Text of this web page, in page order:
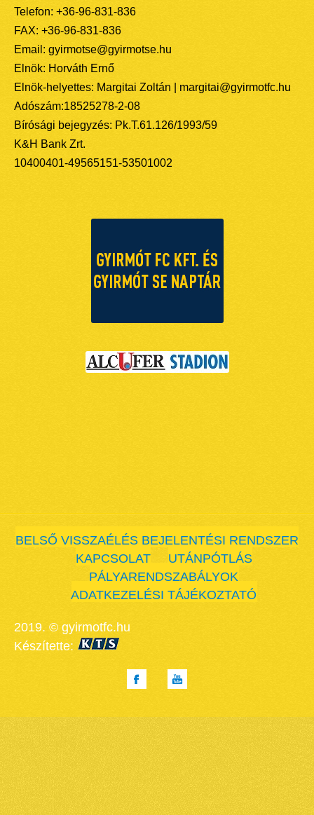
Telefon: +36-96-831-836
FAX: +36-96-831-836
Email: gyirmotse@gyirmotse.hu
Elnök: Horváth Ernő
Elnök-helyettes: Margitai Zoltán | margitai@gyirmotfc.hu
Adószám:18525278-2-08
Bírósági bejegyzés: Pk.T.61.126/1993/59
K&H Bank Zrt.
10400401-49565151-53501002
BELSŐ VISSZAÉLÉS BEJELENTÉSI RENDSZER
KAPCSOLAT
UTÁNPÓTLÁS
PÁLYARENDSZABÁLYOK
ADATKEZELÉSI TÁJÉKOZTATÓ
2019. © gyirmotfc.hu
Készítette: